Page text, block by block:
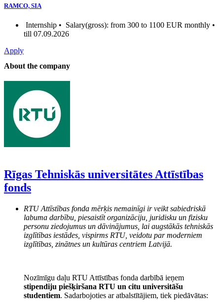
RAMCO, SIA
Internship • Salary(gross): from 300 to 1100 EUR monthly •
till 07.09.2026
Apply
About the company
Rīgas Tehniskās universitātes Attīstības
fonds
RTU Attīstības fonda mērķis nemainīgi ir veikt sabiedriskā
labuma darbību, piesaistīt organizāciju, juridisku un fizisku
personu ziedojumus un dāvinājumus, lai augstākās tehniskās
izglītības iestādes, vispirms RTU, veidotu par moderniem
izglītības, zinātnes un kultūras centriem Latvijā.
Nozīmīgu daļu RTU Attīstības fonda darbībā ieņem
stipendiju piešķiršana RTU un citu universitāšu
studentiem. Sadarbojoties ar atbalstītājiem, tiek piedāvātas: